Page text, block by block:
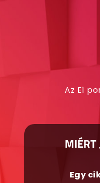
Az E1
MIÉRT
Egy